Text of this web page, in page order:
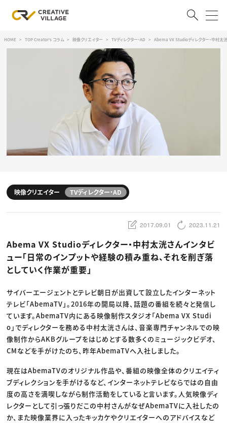
クリエイター求人を探す
CREATIVE JOB求人検索
特集求人
採用説明会
スキルアップしたい！
デザイン
編集・ライティング
マーケティング
ディレクション
業界解説・キャリア事情
お役立ち基礎知識
TOP Creator’s コラム
Webクリエイター
アプリクリエイター
ゲームクリエイター
映像クリエイター
マーケッター
C＆R Magazine
セミナー
ニュース・トレンド
Web
映像
ゲーム・エンタメ
広告
出版
CREATIVE VILLAGEからのお知らせ
HOME TOP Creator's コラム 映像クリエイター TVディレクター・AD Abema VX Studioディレクター・中村太洸
映像クリエイター TVディレクター・AD
2017.09.01 2023.11.21
Abema VX Studioディレクター・中村太洸さんインタビ
ュー「日常のインプットや経験の積み重ね、それを削ぎ落
としていく作業が重要」
サイバーエージェントとテレビ朝日が出資して設立したインターネット
テレビ「AbemaTV」。2016年の開局以降、話題の番組を続々と発信し
ています。AbemaTV内にある映像制作スタジオ「Abema VX Studi
o」でディレクターを務める中村太洸さんは、音楽専門チャンネルでの映
像制作からAKBグループをはじめとする数多くのミュージックビデオ、
CMなどを手がけたのち、昨年AbemaTVへ入社しました。
現在はAbemaTVのオリジナル作品や、番組の映像全体のクリエイティ
ブディレクションを手がけるなど、インターネットテレビならではの自由
度の高さを満喫しながら制作活動をしていると言います。人気映像ディ
レクターとして引っ張りだこの中村さんがなぜAbemaTVに入社したの
か、また映像業界に入ったキッカケやクリエイターへのアドバイスなど